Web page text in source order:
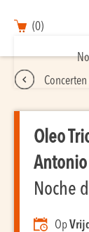
(0)
Oleo
Antonio
Noche
Op